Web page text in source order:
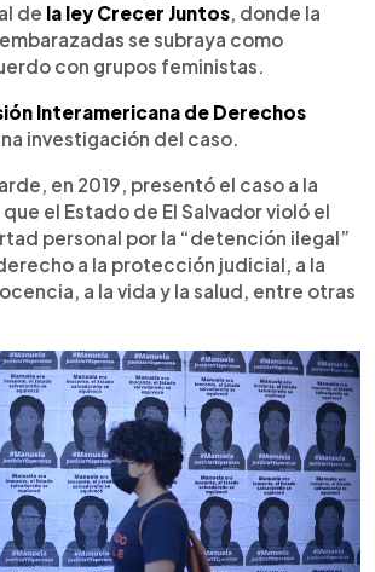
de la ley Crecer Juntos, donde la
se subraya como
con grupos feministas.
Interamericana de Derechos
investigación del caso.
en 2019, presentó el caso a la
el Estado de El Salvador violó el
personal por la “detención ilegal”
a la protección judicial, a la
a la vida y la salud, entre otras